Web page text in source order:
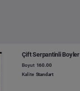
Çift Serpantinli Boyler
Boyut 160.00
Kalite Standart